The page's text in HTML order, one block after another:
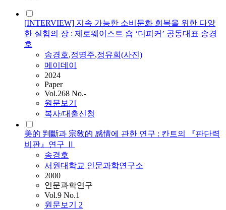
[INTERVIEW] 지속 가능한 소비문화 회복을 위한 다양
한 실험의 장 : 제로웨이스트 숍 ‘더피커’ 공동대표 송경
호
송경호,정명주,정유희(사진)
메이데이
2024
Paper
Vol.268 No.-
원문보기
복사/대출신청
美的 判斷과 宗敎的 感情에 관한 연구 : 칸트의 『판단력
비판』연구 Ⅱ
송경호
서원대학교 인문과학연구소
2000
인문과학연구
Vol.9 No.1
원문보기 2